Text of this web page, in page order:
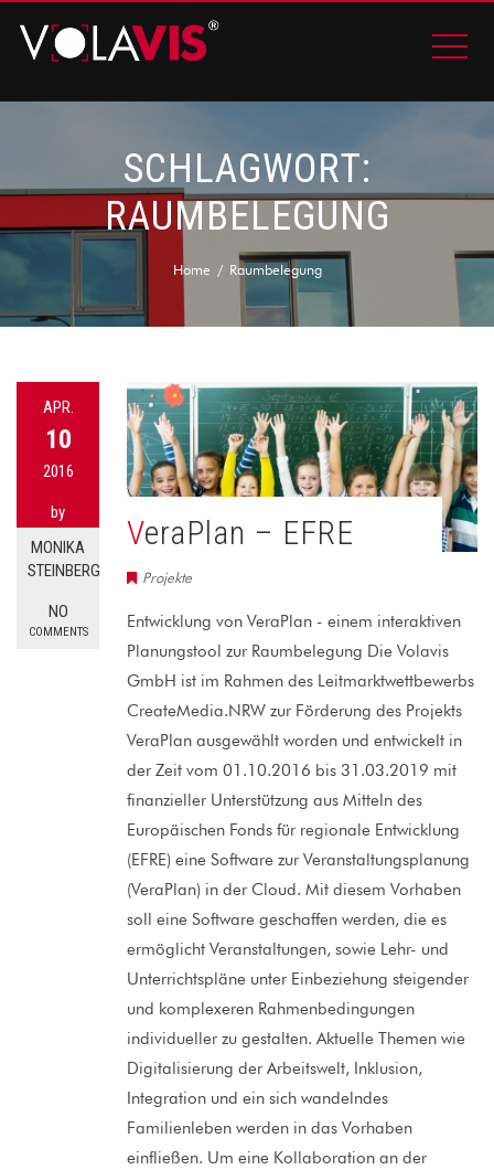
SCHLAGWORT:
RAUMBELEGUNG
Home Raumbelegung
APR.
10
2016
by
MONIKA
STEINBERG
NO
COMMENTS
VeraPlan – EFRE
Projekte
Entwicklung von VeraPlan - einem interaktiven
Planungstool zur Raumbelegung Die Volavis
GmbH ist im Rahmen des Leitmarktwettbewerbs
CreateMedia.NRW zur Förderung des Projekts
VeraPlan ausgewählt worden und entwickelt in
der Zeit vom 01.10.2016 bis 31.03.2019 mit
finanzieller Unterstützung aus Mitteln des
Europäischen Fonds für regionale Entwicklung
(EFRE) eine Software zur Veranstaltungsplanung
(VeraPlan) in der Cloud. Mit diesem Vorhaben
soll eine Software geschaffen werden, die es
ermöglicht Veranstaltungen, sowie Lehr- und
Unterrichtspläne unter Einbeziehung steigender
und komplexeren Rahmenbedingungen
individueller zu gestalten. Aktuelle Themen wie
Digitalisierung der Arbeitswelt, Inklusion,
Integration und ein sich wandelndes
Familienleben werden in das Vorhaben
einfließen. Um eine Kollaboration an der